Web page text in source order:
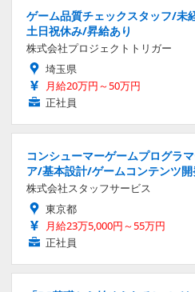
ゲーム品質チェックスタッフ/未
土日祝休み/昇給あり
株式会社プロジェクトトリガー
埼玉県
月給20万円～50万円
正社員
コンシューマーゲームプログラ
ア/基本設計/ゲームコンテンツ
株式会社スタッフサービス
東京都
月給23万5,000円～55万円
正社員